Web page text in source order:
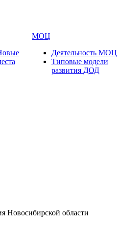
МОЦ
Деятельность МОЦ
Типовые модели
развития ДОД
Новосибирской области